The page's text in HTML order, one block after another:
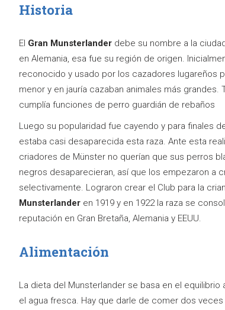
Historia
El Gran Munsterlander debe su nombre a la
en Alemania, esa fue su región de origen.
reconocido y usado por los cazadores lugareños
menor y en jauría cazaban animales más grandes.
cumplía funciones de perro guardián de rebaños
Luego su popularidad fue cayendo y para finales
estaba casi desaparecida esta raza. Ante esta
criadores de Münster no querían que sus perros
negros desaparecieran, así que los empezaron a
selectivamente. Lograron crear el Club para la
Munsterlander en 1919 y en 1922 la raza se
reputación en Gran Bretaña, Alemania y EEUU.
Alimentación
La dieta del Munsterlander se basa en el
el agua fresca. Hay que darle de comer dos